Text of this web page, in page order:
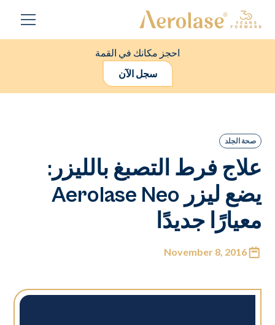
احجز مكانك في القمة
سجل الآن
صحة الجلد
علاج فرط التصبغ بالليزر:
يضع ليزر Aerolase Neo
معيارًا جديدًا
November 8, 2016